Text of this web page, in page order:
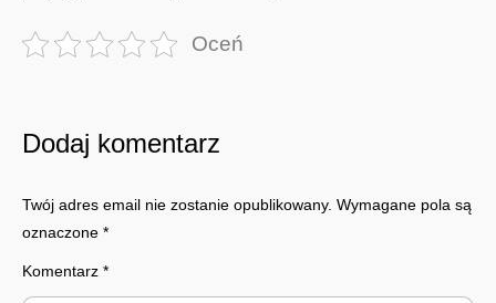
Oceń
Dodaj komentarz
Twój adres email nie zostanie opublikowany. Wymagane pola są
oznaczone *
Komentarz *